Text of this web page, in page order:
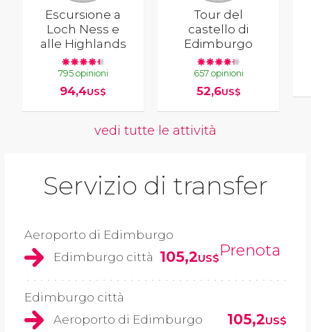
Escursione a
Loch Ness e
alle Highlands
795 opinioni
94,4US$
Tour del
castello di
Edimburgo
657 opinioni
52,6US$
vedi tutte le attività
Servizio di transfer
Aeroporto di Edimburgo
Edimburgo città 105,2US$Prenota
Edimburgo città
Aeroporto di Edimburgo
105,2US$